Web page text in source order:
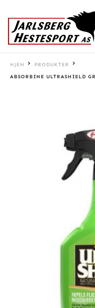
HJEM
PRODUKTER
ABSORBINE ULTRASHIELD